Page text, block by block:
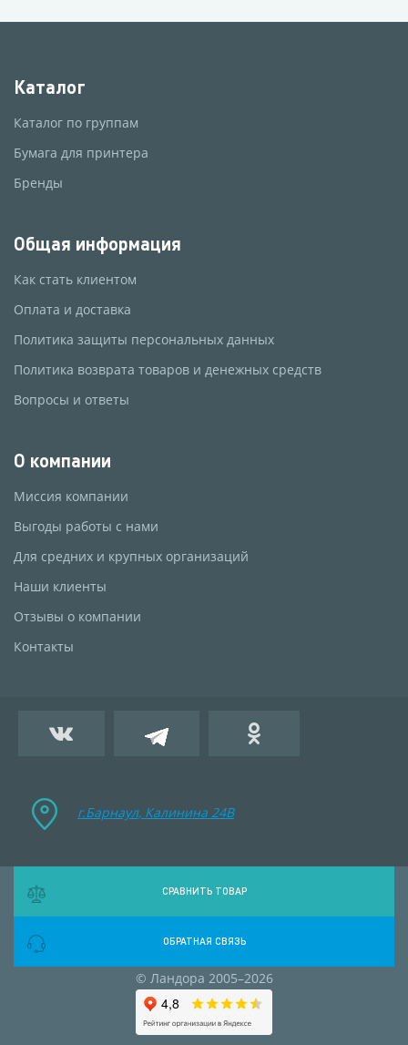
Каталог
Каталог по группам
Бумага для принтера
Бренды
Общая информация
Как стать клиентом
Оплата и доставка
Политика защиты персональных данных
Политика возврата товаров и денежных средств
Вопросы и ответы
О компании
Миссия компании
Выгоды работы с нами
Для средних и крупных организаций
Наши клиенты
Отзывы о компании
Контакты
г.Барнаул, Калинина 24B
© Ландора 2005–2026
СРАВНИТЬ ТОВАР
ОБРАТНАЯ СВЯЗЬ